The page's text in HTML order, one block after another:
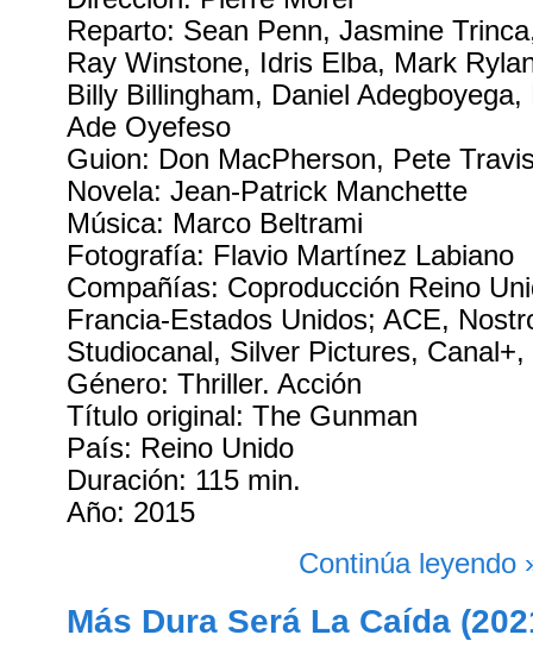
Reparto: Sean Penn, Jasmine
Ray Winstone, Idris Elba, Mark
Billy Billingham, Daniel
Ade Oyefeso
Guion: Don MacPherson, Pete
Novela: Jean-Patrick Manchette
Música: Marco Beltrami
Fotografía: Flavio Martínez Labiano
Compañías: Coproducción Reino
Francia-Estados Unidos; ACE,
Studiocanal, Silver Pictures, Canal+,
Género: Thriller. Acción
Título original: The Gunman
País: Reino Unido
Duración: 115 min.
Año: 2015
Continúa leyendo
Más Dura Será La Caída